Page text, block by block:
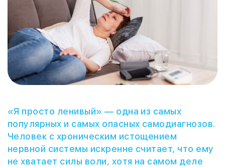
«Я просто ленивый» — одна из самых
популярных и самых опасных самодиагнозов.
Человек с хроническим истощением
нервной системы искренне считает, что ему
не хватает силы воли, хотя на самом деле